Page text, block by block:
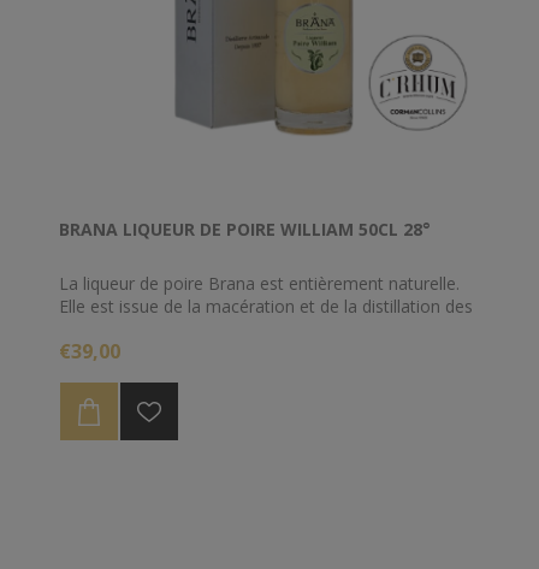
BRANA LIQUEUR DE POIRE WILLIAM 50CL 28°
La liqueur de poire Brana est entièrement naturelle.
Elle est issue de la macération et de la distillation des
est ensuite ajoutée, chaque étape étant contrôlée et
dégustée.
€39,00